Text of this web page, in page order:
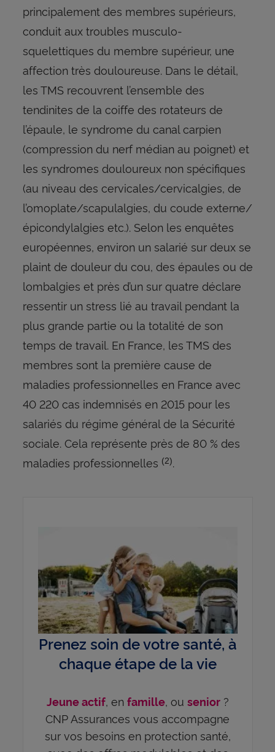
principalement des membres supérieurs,
conduit aux troubles musculo-
squelettiques du membre supérieur, une
affection très douloureuse. Dans le détail,
les TMS recouvrent l’ensemble des
tendinites de la coiffe des rotateurs de
l’épaule, le syndrome du canal carpien
(compression du nerf médian au poignet) et
les syndromes douloureux non spécifiques
(au niveau des cervicales/cervicalgies, de
l’omoplate/scapulalgies, du coude externe/
épicondylalgies etc.). Selon les enquêtes
européennes, environ un salarié sur deux se
plaint de douleur du cou, des épaules ou de
lombalgies et près d’un sur quatre déclare
ressentir un stress lié au travail pendant la
plus grande partie ou la totalité de son
temps de travail. En France, les TMS des
membres sont la première cause de
maladies professionnelles en France avec
40 220 cas indemnisés en 2015 pour les
salariés du régime général de la Sécurité
sociale. Cela représente près de 80 % des
maladies professionnelles (2).
Prenez soin de votre santé, à
chaque étape de la vie
Jeune actif, en famille, ou senior?
CNP Assurances vous accompagne
sur vos besoins en protection santé,